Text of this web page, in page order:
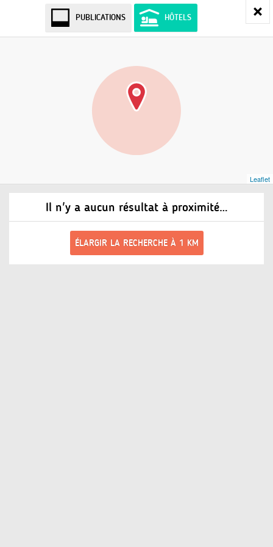
PUBLICATIONS HÔTELS
Il n'y a aucun résultat à proximité…
ÉLARGIR LA RECHERCHE À 1 KM
Leaflet